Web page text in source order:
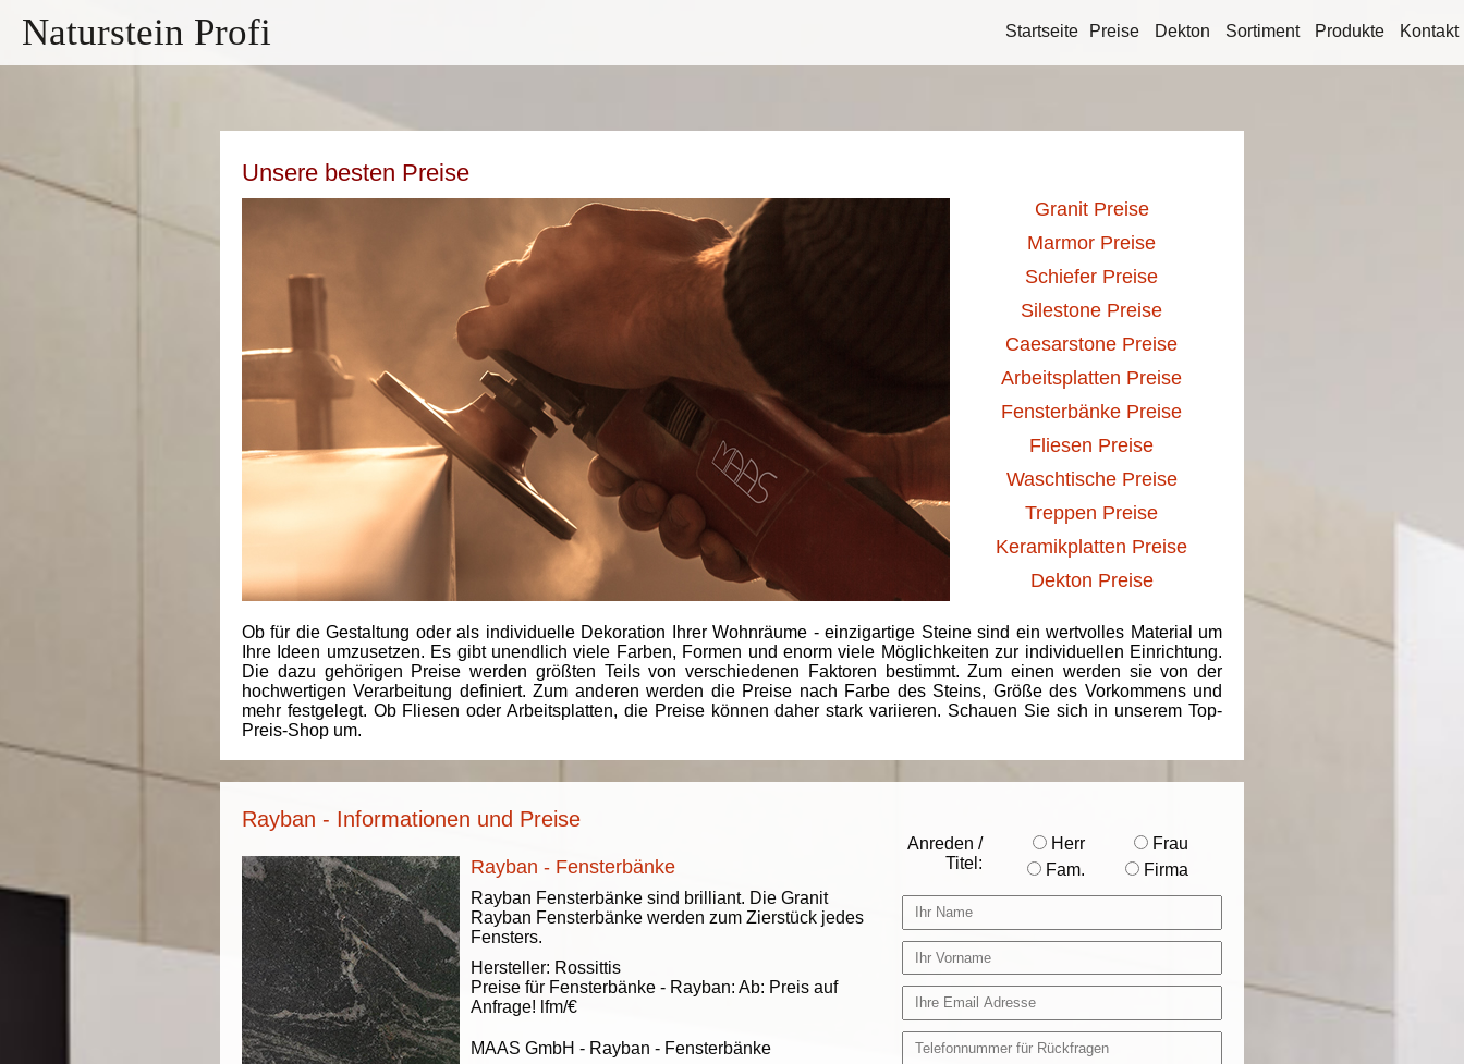
Naturstein Profi Startseite Preise Dekton Sortiment Produkte Kontakt
Unsere besten Preise
Granit Preise
Marmor Preise
Schiefer Preise
Silestone Preise
Caesarstone Preise
Arbeitsplatten Preise
Fensterbänke Preise
Fliesen Preise
Waschtische Preise
Treppen Preise
Keramikplatten Preise
Dekton Preise
Ob für die Gestaltung oder als individuelle Dekoration Ihrer Wohnräume - einzigartige Steine sind ein wertvolles Material um
Ihre Ideen umzusetzen. Es gibt unendlich viele Farben, Formen und enorm viele Möglichkeiten zur individuellen Einrichtung.
Die dazu gehörigen Preise werden größten Teils von verschiedenen Faktoren bestimmt. Zum einen werden sie von der
hochwertigen Verarbeitung definiert. Zum anderen werden die Preise nach Farbe des Steins, Größe des Vorkommens und
mehr festgelegt. Ob Fliesen oder Arbeitsplatten, die Preise können daher stark variieren. Schauen Sie sich in unserem Top-
Preis-Shop um.
Rayban - Informationen und Preise
Rayban - Fensterbänke
Rayban Fensterbänke sind brilliant. Die Granit
Rayban Fensterbänke werden zum Zierstück jedes
Fensters.
Hersteller: Rossittis
Preise für Fensterbänke - Rayban: Ab: Preis auf
Anfrage! lfm/€
MAAS GmbH - Rayban - Fensterbänke
Anreden /
Titel:
Herr
Frau
Fam.
Firma